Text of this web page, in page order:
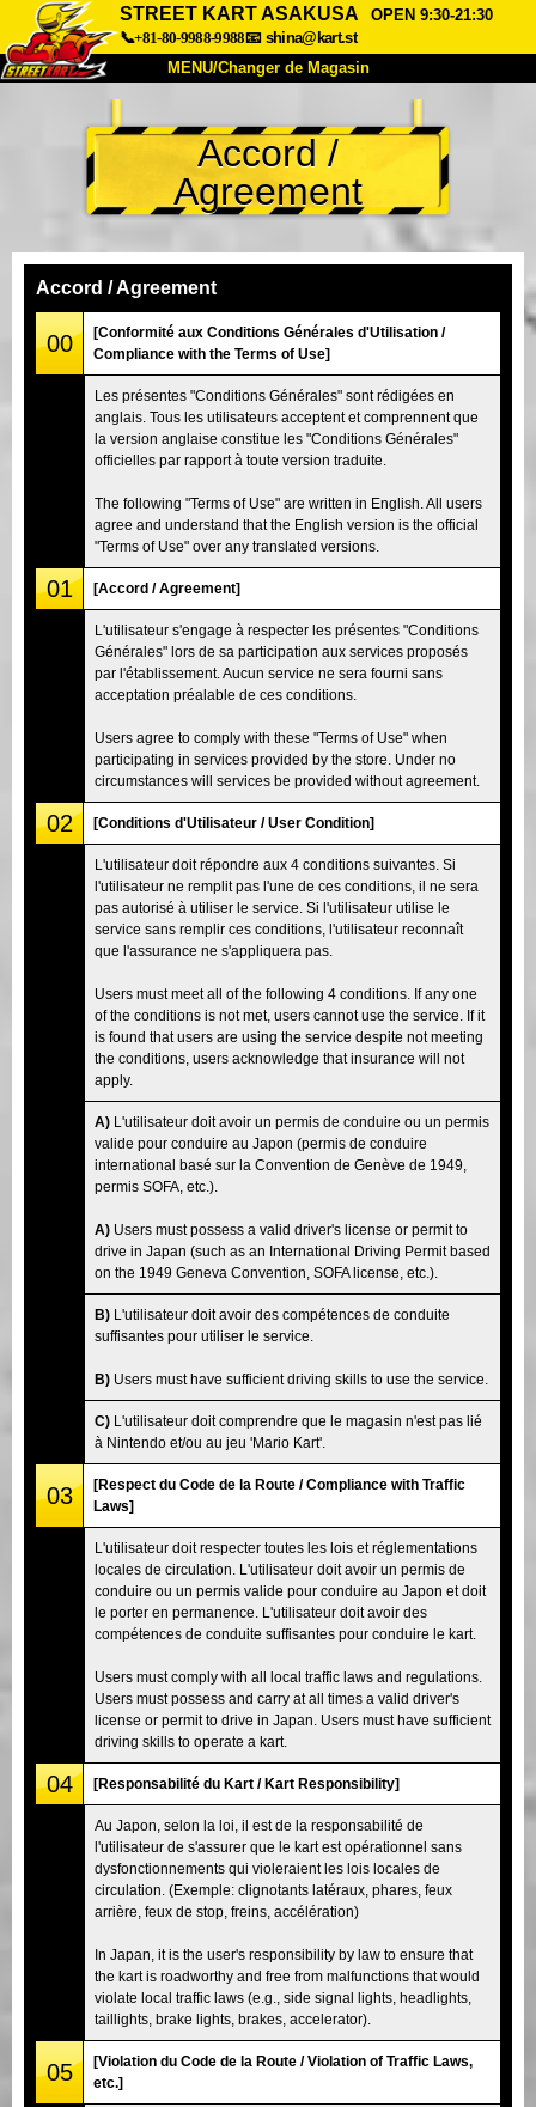
STREET KART ASAKUSA
OPEN 9:30-21:30
📞+81-80-9988-9988📧 shina@kart.st
MENU/Changer de Magasin
À Propos Caractéristiques Tarifs
Accès Avis FAQ
Réservation
Changer de Magasin
Tokyo Shinagawa
Tokyo Akihabara#2
Tokyo Shibuya Annexe Baie de Tokyo
Tokyo Asakusa Osaka
Accord /
Agreement
Accord / Agreement
00
[Conformité aux Conditions Générales d'Utilisation /
Compliance with the Terms of Use]
Les présentes "Conditions Générales" sont rédigées en
anglais. Tous les utilisateurs acceptent et comprennent que
la version anglaise constitue les "Conditions Générales"
officielles par rapport à toute version traduite.
The following "Terms of Use" are written in English. All users
agree and understand that the English version is the official
"Terms of Use" over any translated versions.
01 [Accord / Agreement]
L'utilisateur s'engage à respecter les présentes "Conditions
Générales" lors de sa participation aux services proposés
par l'établissement. Aucun service ne sera fourni sans
acceptation préalable de ces conditions.
Users agree to comply with these "Terms of Use" when
participating in services provided by the store. Under no
circumstances will services be provided without agreement.
02 [Conditions d'Utilisateur / User Condition]
L'utilisateur doit répondre aux 4 conditions suivantes. Si
l'utilisateur ne remplit pas l'une de ces conditions, il ne sera
pas autorisé à utiliser le service. Si l'utilisateur utilise le
service sans remplir ces conditions, l'utilisateur reconnaît
que l'assurance ne s'appliquera pas.
Users must meet all of the following 4 conditions. If any one
of the conditions is not met, users cannot use the service. If it
is found that users are using the service despite not meeting
the conditions, users acknowledge that insurance will not
apply.
A) L'utilisateur doit avoir un permis de conduire ou un permis
valide pour conduire au Japon (permis de conduire
international basé sur la Convention de Genève de 1949,
permis SOFA, etc.).
A) Users must possess a valid driver's license or permit to
drive in Japan (such as an International Driving Permit based
on the 1949 Geneva Convention, SOFA license, etc.).
B) L'utilisateur doit avoir des compétences de conduite
suffisantes pour utiliser le service.
B) Users must have sufficient driving skills to use the service.
C) L'utilisateur doit comprendre que le magasin n'est pas lié
à Nintendo et/ou au jeu 'Mario Kart'.
03
[Respect du Code de la Route / Compliance with Traffic
Laws]
L'utilisateur doit respecter toutes les lois et réglementations
locales de circulation. L'utilisateur doit avoir un permis de
conduire ou un permis valide pour conduire au Japon et doit
le porter en permanence. L'utilisateur doit avoir des
compétences de conduite suffisantes pour conduire le kart.
Users must comply with all local traffic laws and regulations.
Users must possess and carry at all times a valid driver's
license or permit to drive in Japan. Users must have sufficient
driving skills to operate a kart.
04 [Responsabilité du Kart / Kart Responsibility]
Au Japon, selon la loi, il est de la responsabilité de
l'utilisateur de s'assurer que le kart est opérationnel sans
dysfonctionnements qui violeraient les lois locales de
circulation. (Exemple: clignotants latéraux, phares, feux
arrière, feux de stop, freins, accélération)
In Japan, it is the user's responsibility by law to ensure that
the kart is roadworthy and free from malfunctions that would
violate local traffic laws (e.g., side signal lights, headlights,
taillights, brake lights, brakes, accelerator).
05
[Violation du Code de la Route / Violation of Traffic Laws,
etc.]